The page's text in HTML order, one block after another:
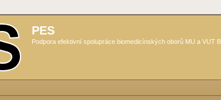
PES
Podpora efektivní spolupráce biomedicínských oborů MU a VUT